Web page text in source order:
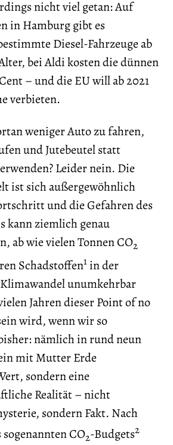
nicht viel getan: Auf
in Hamburg gibt es
Diesel-Fahrzeuge ab
bei Aldi kosten die dünnen
– und die EU will ab 2021
verbieten.
weniger Auto zu fahren,
und Jutebeutel statt
Leider nein. Die
ist sich außergewöhnlich
und die Gefahren des
kann ziemlich genau
ab wie vielen Tonnen CO2
Schadstoffen1 in der
unumkehrbar
Jahren dieser Point of no
wird, wenn wir so
nämlich in rund neun
mit Mutter Erde
sondern eine
Realität – nicht
sondern Fakt. Nach
CO2-Budgets2